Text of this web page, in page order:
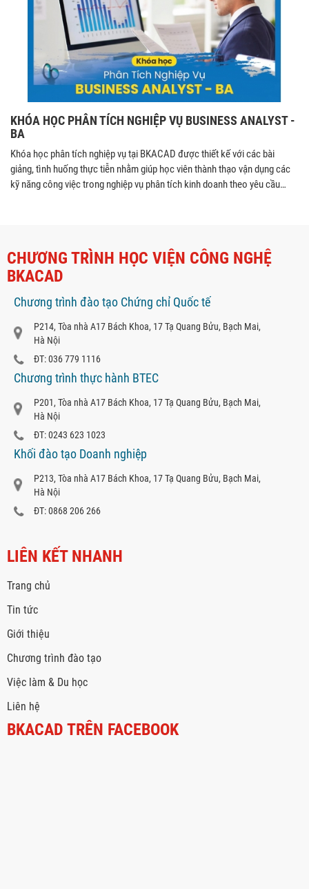
KHÓA HỌC PHÂN TÍCH NGHIỆP VỤ BUSINESS ANALYST -
BA
Khóa học phân tích nghiệp vụ tại BKACAD được thiết kế với các bài
giảng, tình huống thực tiễn nhằm giúp học viên thành thạo vận dụng các
kỹ năng công việc trong nghiệp vụ phân tích kinh doanh theo yêu cầu
CHƯƠNG TRÌNH HỌC VIỆN CÔNG NGHỆ
BKACAD
Chương trình đào tạo Chứng chỉ Quốc tế
P214, Tòa nhà A17 Bách Khoa, 17 Tạ Quang Bửu, Bạch Mai,
Hà Nội
ĐT: 036 779 1116
Chương trình thực hành BTEC
P201, Tòa nhà A17 Bách Khoa, 17 Tạ Quang Bửu, Bạch Mai,
Hà Nội
ĐT: 0243 623 1023
Khối đào tạo Doanh nghiệp
P213, Tòa nhà A17 Bách Khoa, 17 Tạ Quang Bửu, Bạch Mai,
Hà Nội
ĐT: 0868 206 266
LIÊN KẾT NHANH
Trang chủ
Tin tức
Giới thiệu
Chương trình đào tạo
Việc làm & Du học
Liên hệ
BKACAD TRÊN FACEBOOK